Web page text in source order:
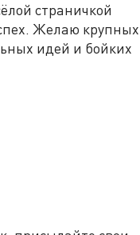
страничкой
Желаю крупных
идей и бойких